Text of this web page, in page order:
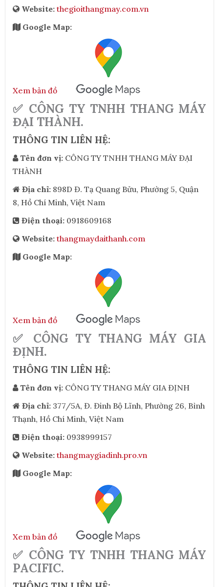
Website:thegioithangmay.com.vn
Google Map:
Xem bản đồ
✅ CÔNG TY TNHH THANG MÁY
ĐẠI THÀNH.
THÔNG TIN LIÊN HỆ:
Tên đơn vị: CÔNG TY TNHH THANG MÁY ĐẠI
THÀNH
Địa chỉ: 898D Đ. Tạ Quang Bửu, Phường 5, Quận
8, Hồ Chí Minh, Việt Nam
Điện thoại: 0918609168
Website:thangmaydaithanh.com
Google Map:
Xem bản đồ
✅ CÔNG TY THANG MÁY GIA
ĐỊNH.
THÔNG TIN LIÊN HỆ:
Tên đơn vị: CÔNG TY THANG MÁY GIA ĐỊNH
Địa chỉ: 377/5A, Đ. Đinh Bộ Lĩnh, Phường 26, Bình
Thạnh, Hồ Chí Minh, Việt Nam
Điện thoại: 0938999157
Website:thangmaygiadinh.pro.vn
Google Map:
Xem bản đồ
✅ CÔNG TY TNHH THANG MÁY
PACIFIC.